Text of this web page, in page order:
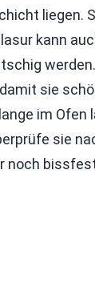
liegen.
kann
sie
im Ofen
sie
noch